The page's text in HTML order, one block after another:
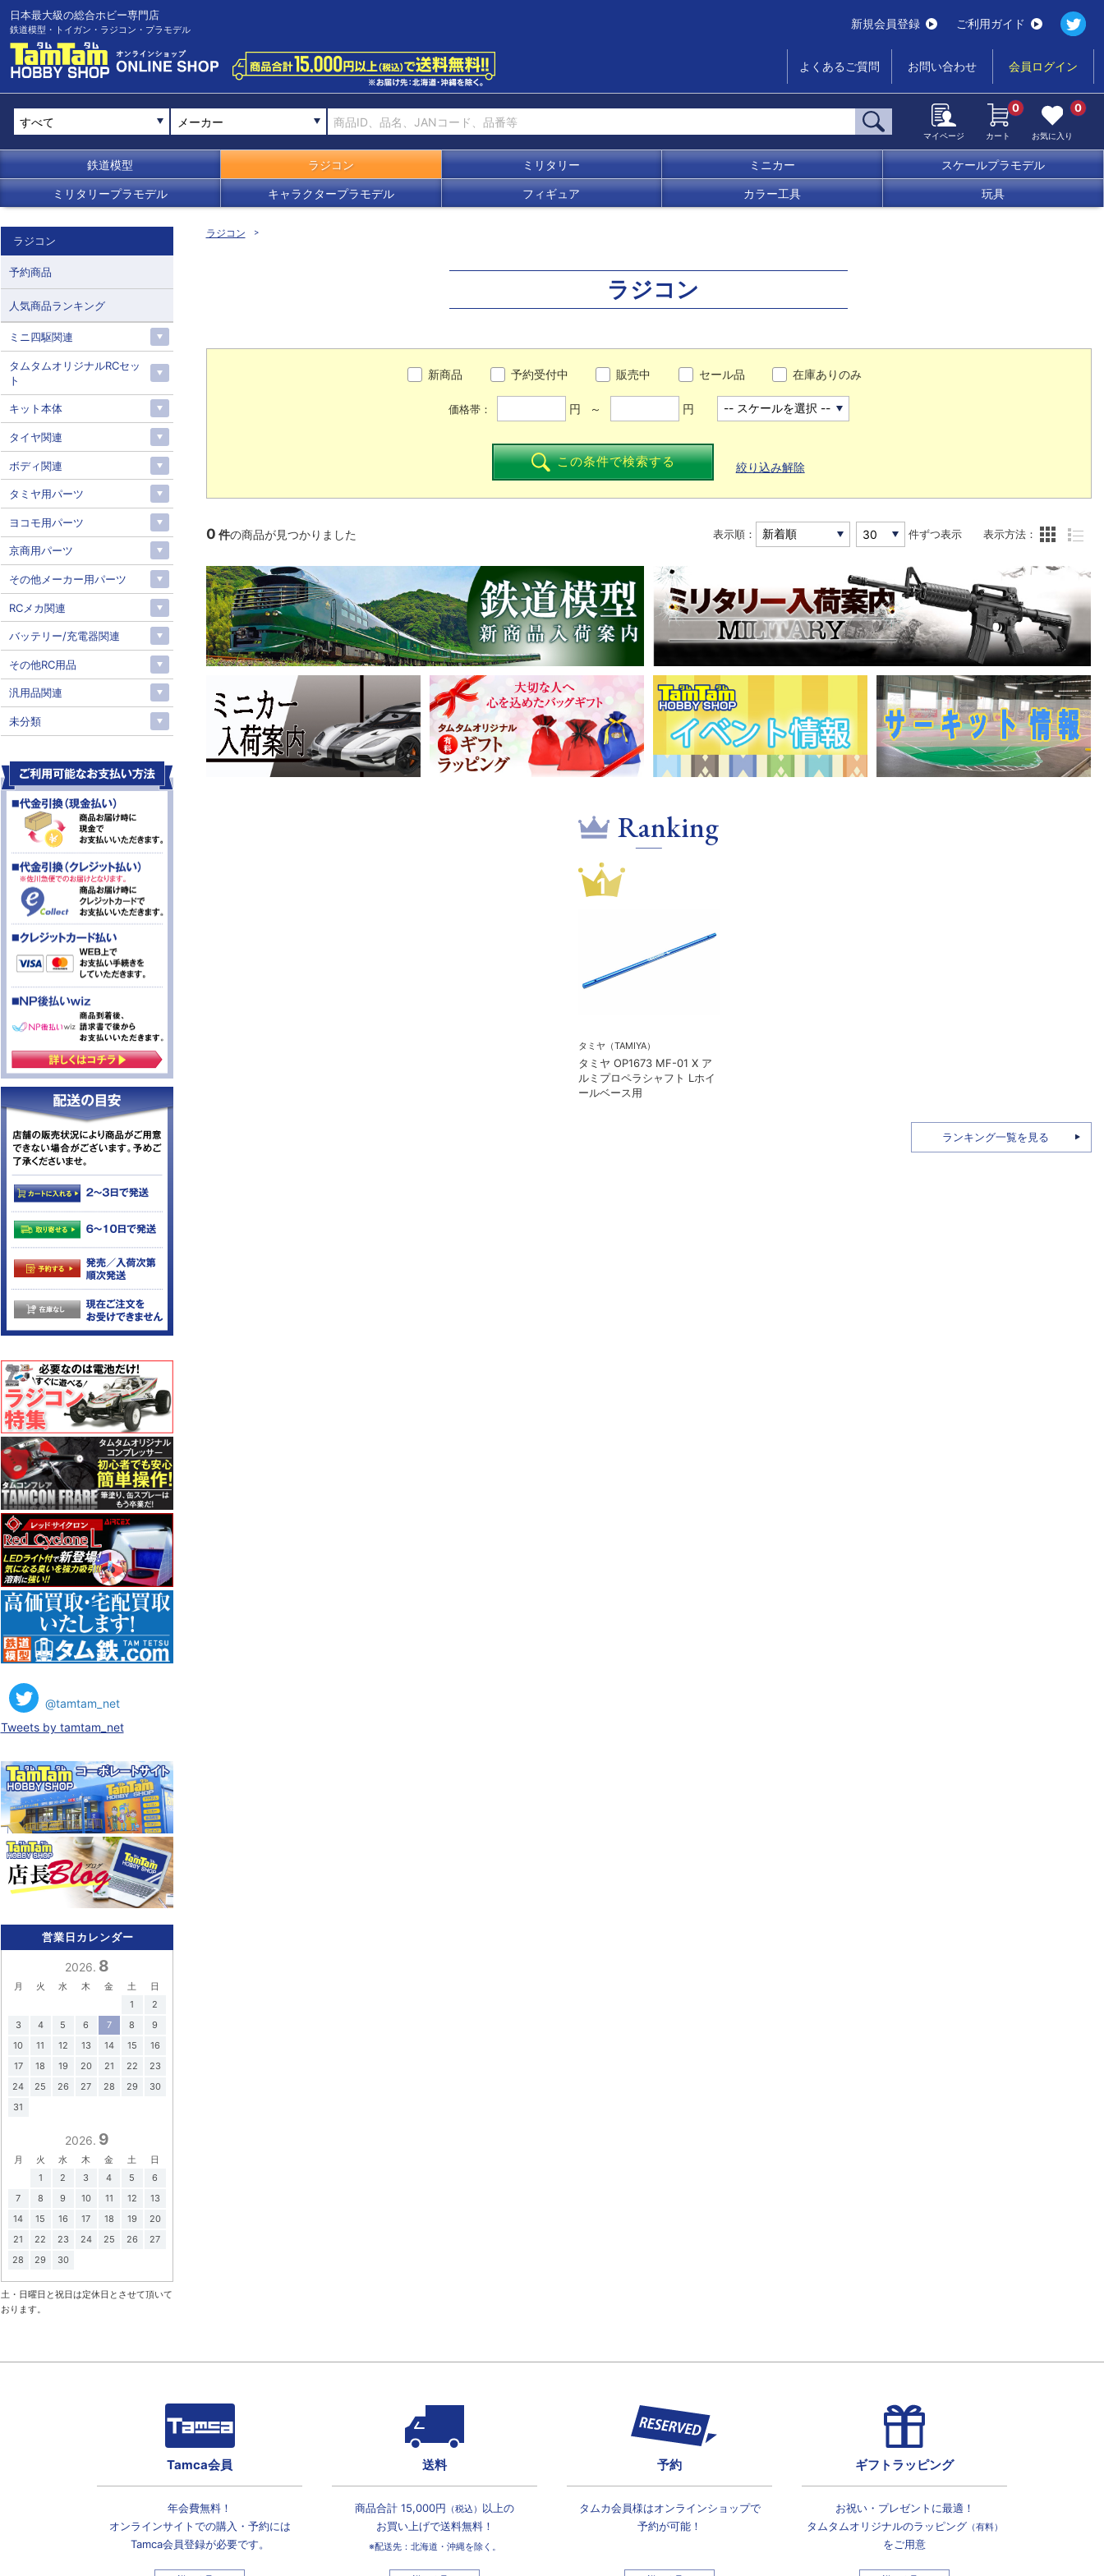
日本最大級の総合ホビー専門店
鉄道模型・トイガン・ラジコン・プラモデル 新規会員登録 ご利用ガイド
よくあるご質問 お問い合わせ 会員ログイン
メーカー
マイページ カート
0
お気に入り
0
鉄道模型 ラジコン ミリタリー ミニカー スケールプラモデル
ミリタリープラモデル キャラクタープラモデル フィギュア カラー工具 玩具
ラジコン
ラジコン
新商品 予約受付中 販売中 セール品 在庫ありのみ
価格帯： 円 ～ 円
この条件で検索する 絞り込み解除
0 件の商品が見つかりました 表示順： 件ずつ表示 表示方法：
Ranking
1
タミヤ（TAMIYA）
タミヤ OP1673 MF-01 X ア
ルミプロペラシャフト Lホイ
ールベース用
ランキング一覧を見る
ラジコン
予約商品
人気商品ランキング
ミニ四駆関連
タムタムオリジナルRCセッ
ト
キット本体
タイヤ関連
ボディ関連
タミヤ用パーツ
ヨコモ用パーツ
京商用パーツ
その他メーカー用パーツ
RCメカ関連
バッテリー/充電器関連
その他RC用品
汎用品関連
未分類
@tamtam_net
Tweets by tamtam_net
営業日カレンダー
2026. 8
月 火 水 木 金 土
日
1
2
3
4 5 6 7 8
9
10
11 12 13 14 15
16
17
18 19 20 21 22
23
24
25 26 27 28 29
30
31
2026. 9
月 火 水 木 金 土
日
1
2 3 4 5
6
7
8 9 10 11 12
13
14
15 16 17 18 19
20
21
22 23 24 25 26
27
28
29 30
土・日曜日と祝日は定休日とさせて頂いて
おります。
Tamca会員
年会費無料！
オンラインサイトでの購入・予約には
Tamca会員登録が必要です。
送料
商品合計 15,000円 （税込） 以上の
お買い上げで送料無料！
※配送先：北海道・沖縄を除く。
予約
タムカ会員様はオンラインショップで
予約が可能！
ギフトラッピング
お祝い・プレゼントに最適！
タムタムオリジナルのラッピング （有料）
をご用意